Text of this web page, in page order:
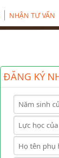
NHẬN TƯ VẤN
ĐĂNG KÝ